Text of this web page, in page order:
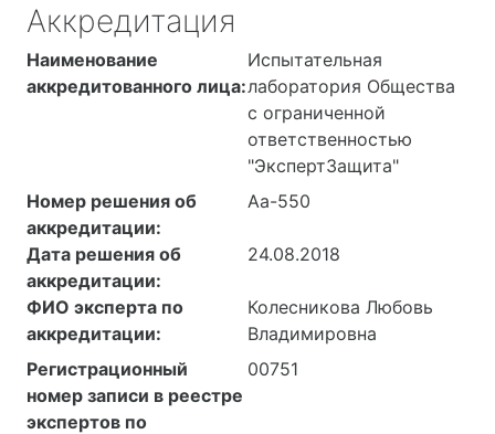
Аккредитация
Наименование
аккредитованного лица:
Испытательная
лаборатория Общества
с ограниченной
ответственностью
"ЭкспертЗащита"
Номер решения об
аккредитации:
Аа-550
Дата решения об
аккредитации:
24.08.2018
ФИО эксперта по
аккредитации:
Колесникова Любовь
Владимировна
Регистрационный
номер записи в реестре
экспертов по
00751